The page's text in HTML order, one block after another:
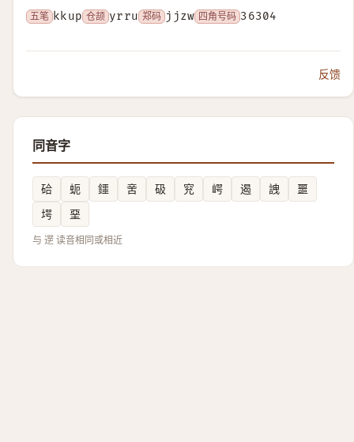
五笔 kkup 仓颉 yrru 郑码 jjzw 四角号码 36304
反馈
同音字
硆 蚅 鑩 㖖 砐 䆓 崿 遏 䛖
噩
堮
堊
与 遻 读音相同或相近